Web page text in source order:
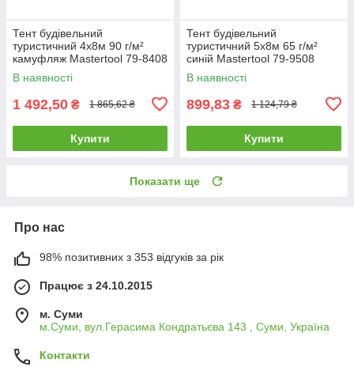
Тент будівельний
туристичний 4х8м 90 г/м²
камуфляж Mastertool 79-8408
В наявності
1 492,50 ₴ 1 865,62 ₴
Купити
Тент будівельний
туристичний 5х8м 65 г/м²
синій Mastertool 79-9508
В наявності
899,83 ₴ 1 124,79 ₴
Купити
Показати ще
Про нас
98% позитивних з 353 відгуків за рік
Працює з 24.10.2015
м. Суми
м.Суми, вул.Герасима Кондратьєва 143 , Суми, Україна
Контакти